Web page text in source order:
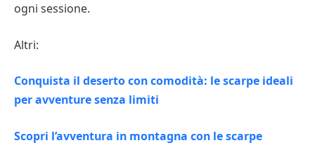
ogni sessione.
Altri:
Conquista il deserto con comodità: le scarpe ideali
per avventure senza limiti
Scopri l’avventura in montagna con le scarpe